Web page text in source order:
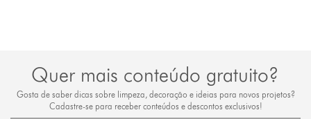
Quer mais conteúdo gratuito?
Gosta de saber dicas sobre limpeza, decoração e ideias para novos projetos?
Cadastre-se para receber conteúdos e descontos exclusivos!